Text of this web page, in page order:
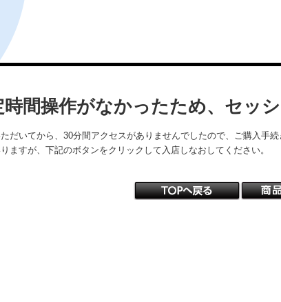
時間操作がなかったため、セッ
だいてから、30分間アクセスがありませんでしたので、ご購入手続
ますが、下記のボタンをクリックして入店しなおしてください。